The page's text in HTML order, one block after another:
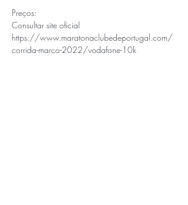
Preços:
Consultar site oficial
https://www.maratonaclubedeportugal.com/
corrida-marco-2022/vodafone-10k